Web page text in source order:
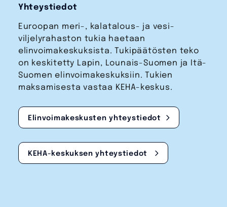
Yhteystiedot
Euroopan meri-, kalatalous- ja vesi­
viljelyrahaston tukia haetaan
elinvoimakeskuksista. Tukipäätösten teko
on keskitetty Lapin, Lounais-Suomen ja Itä-
Suomen elinvoimakeskuksiin. Tukien
maksamisesta vastaa KEHA-keskus.
Elinvoimakeskusten yhteystiedot
KEHA-keskuksen yhteystiedot